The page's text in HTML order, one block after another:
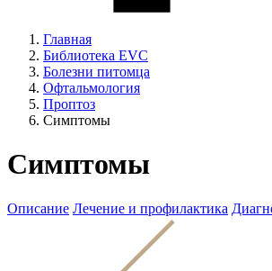
Главная
Библиотека EVC
Болезни питомца
Офтальмология
Проптоз
Симптомы
Симптомы
Описание Лечение и профилактика